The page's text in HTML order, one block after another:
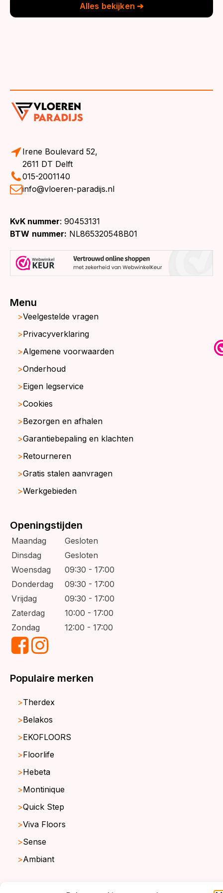
Alles bekijken ➔
Irene Boulevard 52,
2611 DT Delft
015-2001140
info@vloeren-paradijs.nl
KvK nummer: 90453131
BTW nummer: NL865320548B01
Menu
Veelgestelde vragen
Privacyverklaring
Algemene voorwaarden
Onderhoud
Eigen legservice
Cookies
Bezorgen en afhalen
Garantiebepaling en klachten
Retourneren
Gratis stalen aanvragen
Werkgebieden
Openingstijden
Maandag
Gesloten
Dinsdag
Gesloten
Woensdag
09:30 - 17:00
Donderdag
09:30 - 17:00
Vrijdag
09:30 - 17:00
Zaterdag
10:00 - 17:00
Zondag
12:00 - 17:00
Populaire merken
Therdex
Belakos
EKOFLOORS
Floorlife
Hebeta
Montinique
Quick Step
Viva Floors
Sense
Ambiant